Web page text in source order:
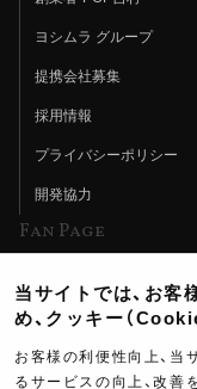
ヨシムラ グループ
提携会社募集
採用情報
プライバシーポリシー
開発協力
Fan Page
ヨシムラTV
イベント情報
当サイトでは、お客
め、クッキー（
お客様の利便性向上、当
るサービスの向上、改善